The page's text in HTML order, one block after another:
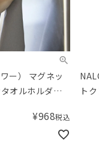
ー） マグネッ
オルホルダー
¥968税込
ト